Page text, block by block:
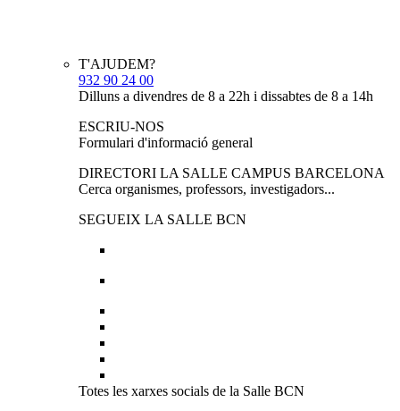
T'AJUDEM?
932 90 24 00
Dilluns a divendres de 8 a 22h i dissabtes de 8 a 14h
ESCRIU-NOS
Formulari d'informació general
DIRECTORI LA SALLE CAMPUS BARCELONA
Cerca organismes, professors, investigadors...
SEGUEIX LA SALLE BCN
Totes les xarxes socials de la Salle BCN